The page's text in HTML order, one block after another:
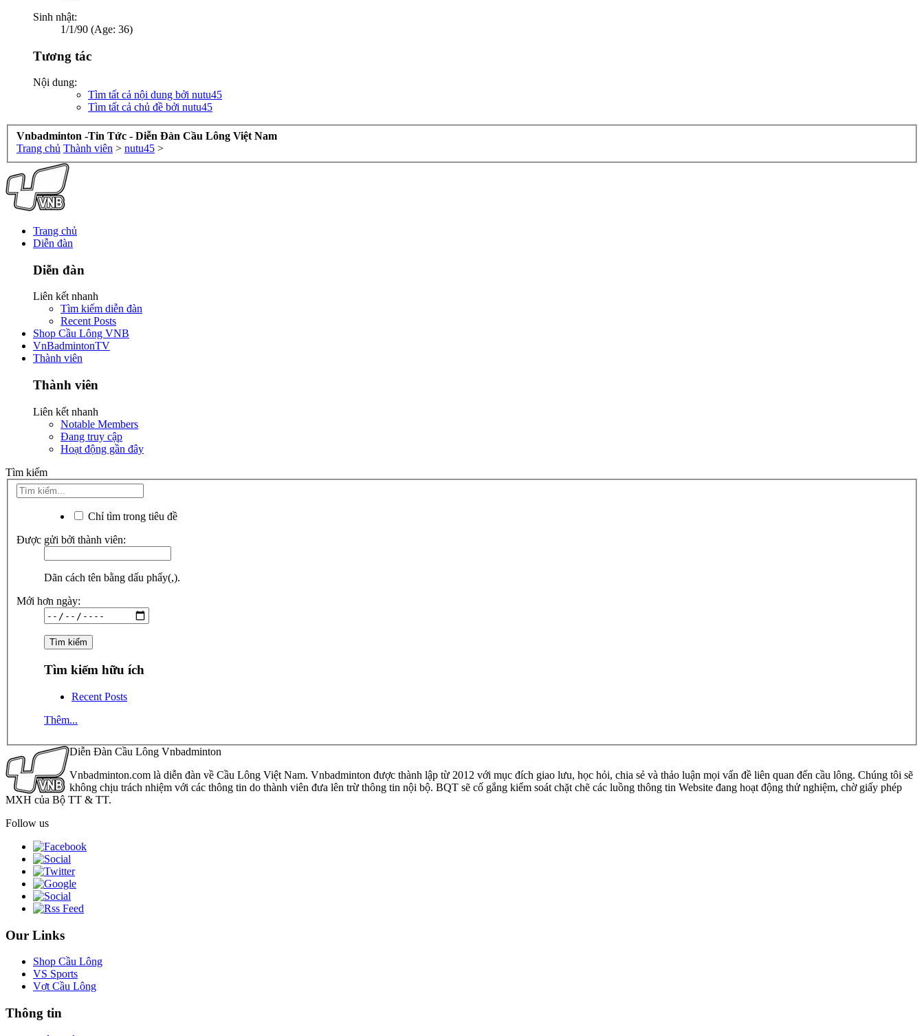
Sinh nhật:
1/1/90 (Age: 36)
Tương tác
Nội dung:
Tìm tất cả nội dung bởi nutu45
Tìm tất cả chủ đề bởi nutu45
Vnbadminton -Tin Tức - Diễn Đàn Cầu Lông Việt Nam
Trang chủ Thành viên > nutu45 >
Trang chủ
Diễn đàn
Diễn đàn
Liên kết nhanh
Tìm kiếm diễn đàn
Recent Posts
Shop Cầu Lông VNB
VnBadmintonTV
Thành viên
Thành viên
Liên kết nhanh
Notable Members
Đang truy cập
Hoạt động gần đây
Tìm kiếm
Chỉ tìm trong tiêu đề
Được gửi bởi thành viên:
Dãn cách tên bằng dấu phẩy(,).
Mới hơn ngày:
Tìm kiếm hữu ích
Recent Posts
Thêm...
Diễn Đàn Cầu Lông Vnbadminton
Vnbadminton.com là diễn đàn về Cầu Lông Việt Nam. Vnbadminton được thành lập từ 2012 với mục đích giao lưu, học hỏi, chia sẻ và thảo luận mọi vấn đề liên quan đến cầu lông. Chúng tôi sẽ
không chịu trách nhiệm với các thông tin do thành viên đưa lên trừ thông tin nội bộ. BQT sẽ cố gắng kiểm soát chặt chẽ các luồng thông tin Website đang hoạt động thử nghiệm, chờ giấy phép
MXH của Bộ TT & TT.
Follow us
Our Links
Shop Cầu Lông
VS Sports
Vợt Cầu Lông
Thông tin